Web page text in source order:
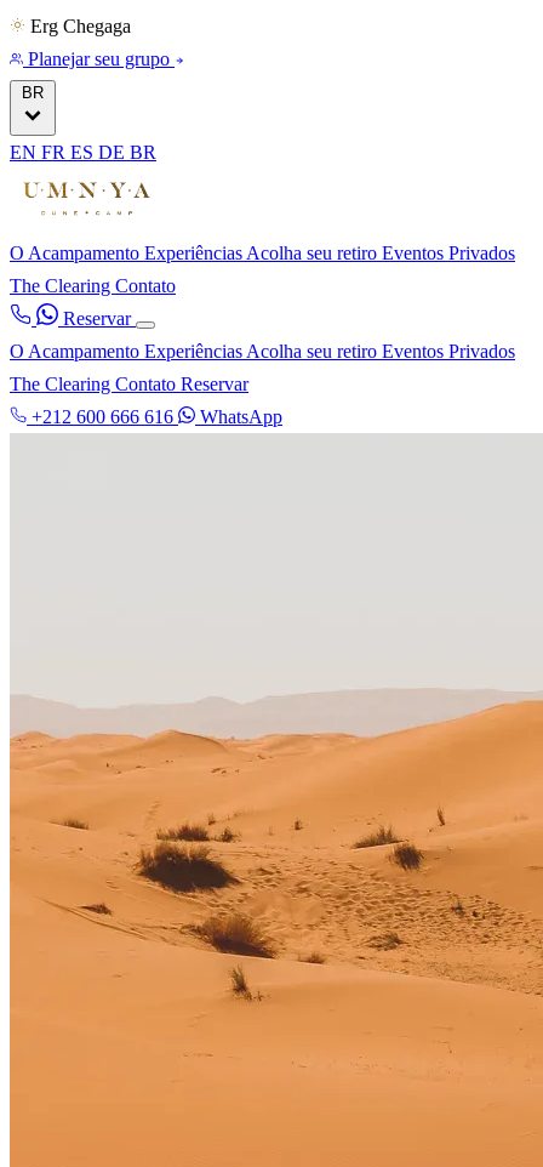
Erg Chegaga
Planejar seu grupo
BR
EN FR ES DE BR
O Acampamento Experiências Acolha seu retiro Eventos Privados
The Clearing Contato
Reservar
O Acampamento Experiências Acolha seu retiro Eventos Privados
The Clearing Contato Reservar
+212 600 666 616
WhatsApp